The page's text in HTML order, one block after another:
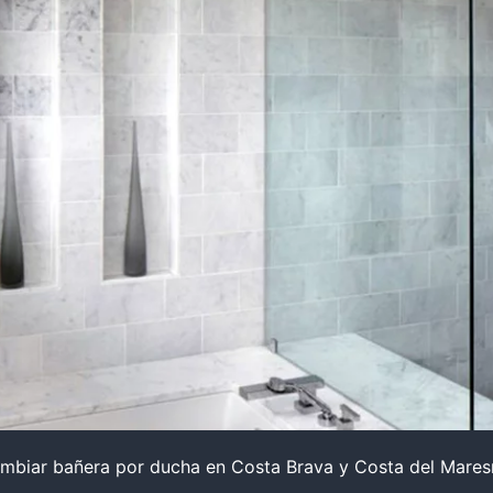
bañera por ducha en Costa Brava y Costa del